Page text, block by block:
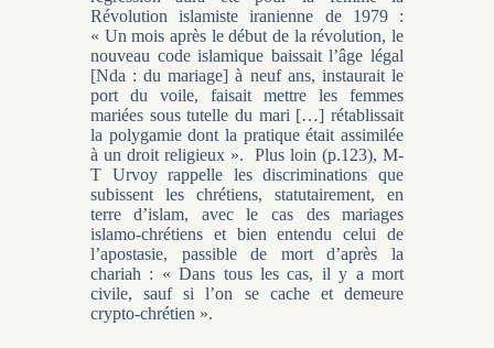
Révolution islamiste iranienne de 1979 :
« Un mois après le début de la révolution, le
nouveau code islamique baissait l’âge légal
[Nda : du mariage] à neuf ans, instaurait le
port du voile, faisait mettre les femmes
mariées sous tutelle du mari […] rétablissait
la polygamie dont la pratique était assimilée
à un droit religieux ». Plus loin (p.123), M-
T Urvoy rappelle les discriminations que
subissent les chrétiens, statutairement, en
terre d’islam, avec le cas des mariages
islamo-chrétiens et bien entendu celui de
l’apostasie, passible de mort d’après la
chariah : « Dans tous les cas, il y a mort
civile, sauf si l’on se cache et demeure
crypto-chrétien ».